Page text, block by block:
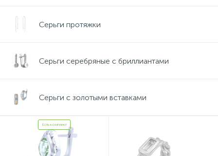
Серьги протяжки
Серьги серебряные с бриллиантами
Серьги с золотыми вставками
Есть комплект